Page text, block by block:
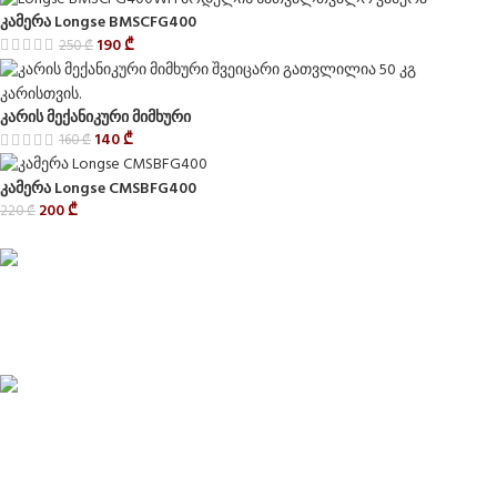
კამერა Longse BMSCFG400
250₾ 190₾
კარის მექანიკური მიმხური
160₾ 140₾
კამერა Longse CMSBFG400
220₾ 200₾